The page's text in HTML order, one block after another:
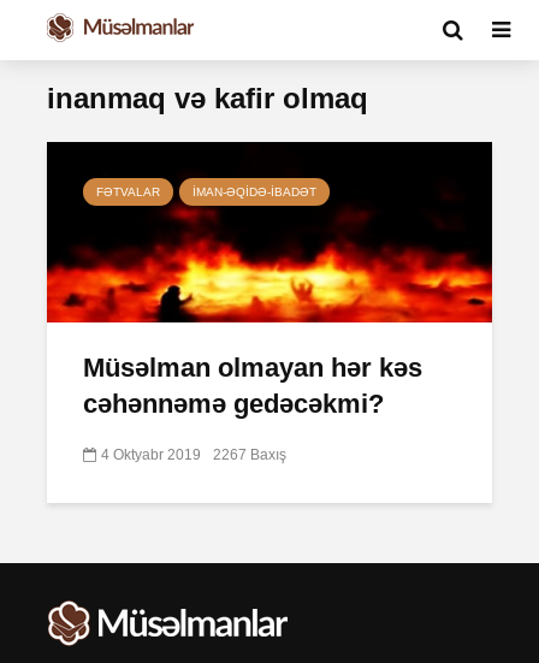
inanmaq və kafir olmaq
FƏTVALAR İMAN-ƏQIDƏ-IBADƏT
Müsəlman olmayan hər kəs
cəhənnəmə gedəcəkmi?
4 Oktyabr 2019 2267 Baxış